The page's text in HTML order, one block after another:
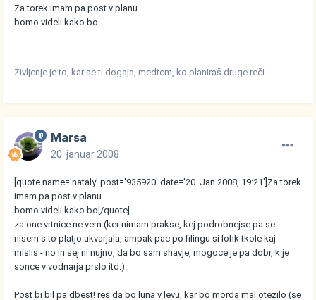
Za torek imam pa post v planu..
bomo videli kako bo
Življenje je to, kar se ti dogaja, medtem, ko planiraš druge reči.
Marsa
20. januar 2008
[quote name='nataly' post='935920' date='20. Jan 2008, 19:21']Za torek
imam pa post v planu..
bomo videli kako bo[/quote]
za one vrtnice ne vem (ker nimam prakse, kej podrobnejse pa se
nisem s to platjo ukvarjala, ampak pac po filingu si lohk tkole kaj
mislis - no in sej ni nujno, da bo sam shavje, mogoce je pa dobr, k je
sonce v vodnarja prslo itd.).
Post bi bil pa dbest! res da bo luna v levu, kar bo morda mal otezilo (se